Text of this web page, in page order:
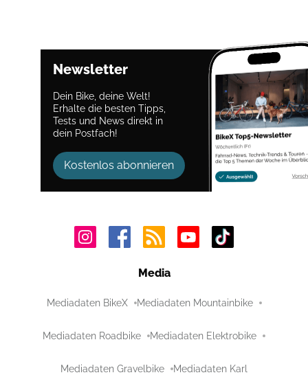
Newsletter
Dein Bike, deine Welt!
Erhalte die besten Tipps,
Tests und News direkt in
dein Postfach!
Kostenlos abonnieren
Media
Mediadaten BikeX Mediadaten Mountainbike
Mediadaten Roadbike Mediadaten Elektrobike
Mediadaten Gravelbike Mediadaten Karl